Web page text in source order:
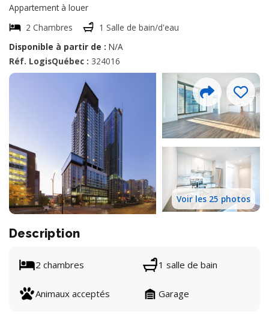
Appartement à louer
2 Chambres
1 Salle de bain/d'eau
Disponible à partir de : N/A
Réf. LogisQuébec : 324016
Voir les 25 photos
Description
2 chambres 1 salle de bain
Animaux acceptés Garage